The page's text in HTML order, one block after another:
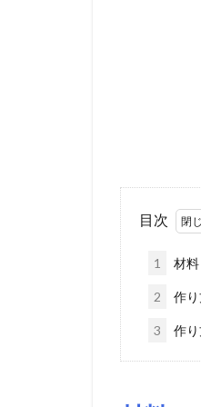
目次
1 材料
2 作
3 作